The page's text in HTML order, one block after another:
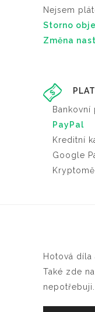
Nejsem
Storno
Změna
Bankovní
PayPal
Kreditní
Google
Hotová díla
Také zde
nepotřebuji.